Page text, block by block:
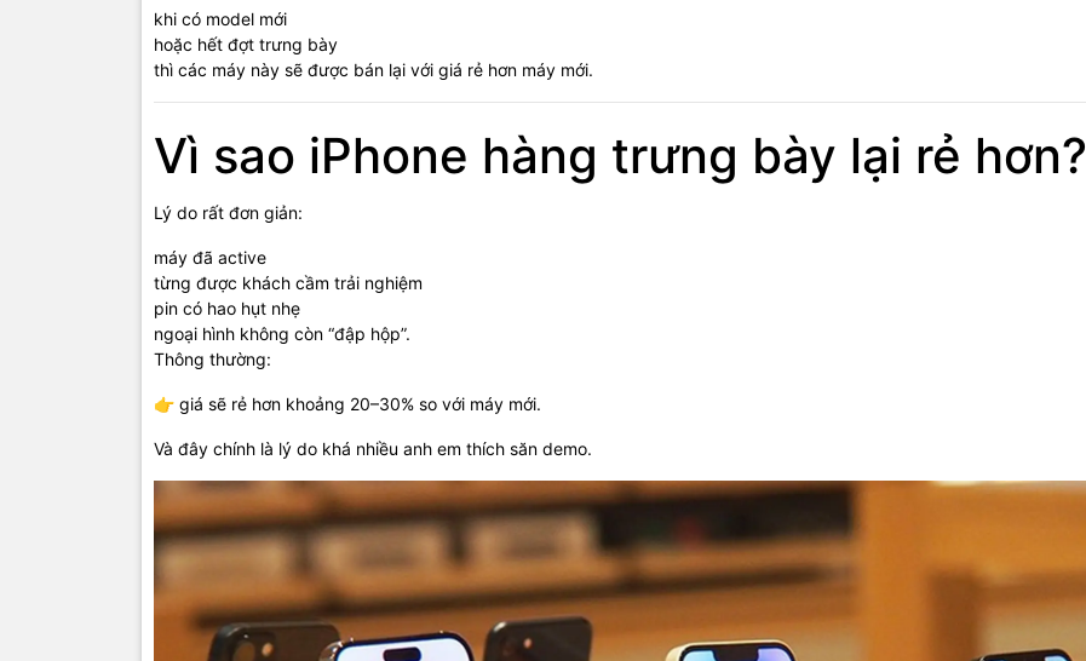
khi có model mới
hoặc hết đợt trưng bày
thì các máy này sẽ được bán lại với giá rẻ hơn máy mới.
Vì sao iPhone hàng trưng bày lại rẻ hơn?
Lý do rất đơn giản:
máy đã active
từng được khách cầm trải nghiệm
pin có hao hụt nhẹ
ngoại hình không còn “đập hộp”.
Thông thường:
👉 giá sẽ rẻ hơn khoảng 20–30% so với máy mới.
Và đây chính là lý do khá nhiều anh em thích săn demo.